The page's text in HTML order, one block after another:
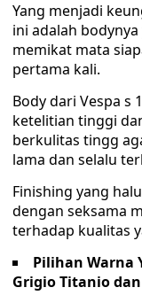
Yang menjadi
ini adalah
memikat mata
pertama kali.
Body dari Vespa s
ketelitian tinggi
berkulitas tingg
lama dan selalu
Finishing yang
dengan seksama
terhadap kualitas
Pilihan Warna
Grigio Titanio